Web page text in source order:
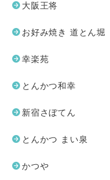
大阪王将
お好み焼き 道とん堀
幸楽苑
とんかつ和幸
新宿さぼてん
とんかつ まい泉
かつや